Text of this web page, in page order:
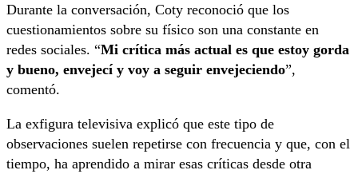
Durante la conversación, Coty reconoció que los
cuestionamientos sobre su físico son una constante en
redes sociales. “Mi crítica más actual es que estoy gorda
y bueno, envejecí y voy a seguir envejeciendo”,
comentó.
La exfigura televisiva explicó que este tipo de
observaciones suelen repetirse con frecuencia y que, con el
tiempo, ha aprendido a mirar esas críticas desde otra